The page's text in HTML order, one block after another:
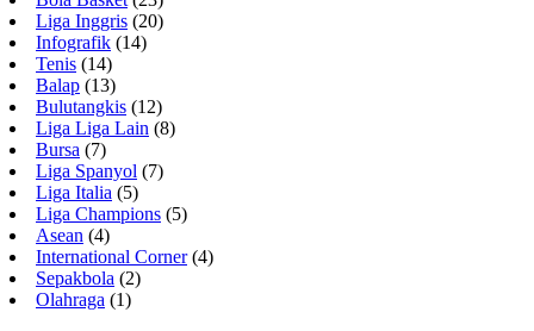
Liga Inggris (20)
Infografik (14)
Tenis (14)
Balap (13)
Bulutangkis (12)
Liga Liga Lain (8)
Bursa (7)
Liga Spanyol (7)
Liga Italia (5)
Liga Champions (5)
Asean (4)
International Corner(4)
Sepakbola (2)
Olahraga (1)